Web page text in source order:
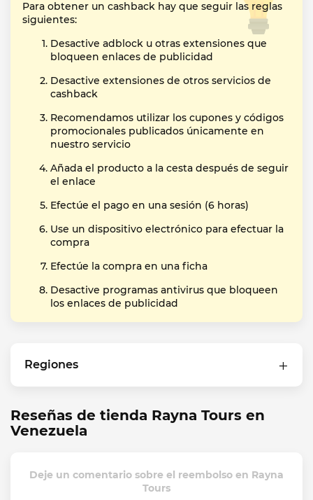
Para obtener un cashback hay que seguir las reglas
siguientes:
Desactive adblock u otras extensiones que
bloqueen enlaces de publicidad
Desactive extensiones de otros servicios de
cashback
Recomendamos utilizar los cupones y códigos
promocionales publicados únicamente en
nuestro servicio
Añada el producto a la cesta después de seguir
el enlace
Efectúe el pago en una sesión (6 horas)
Use un dispositivo electrónico para efectuar la
compra
Efectúe la compra en una ficha
Desactive programas antivirus que bloqueen
los enlaces de publicidad
Regiones
Reseñas de tienda Rayna Tours en
Venezuela
Deje un comentario sobre el reembolso en Rayna
Tours